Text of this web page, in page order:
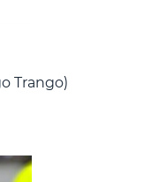
Trango)